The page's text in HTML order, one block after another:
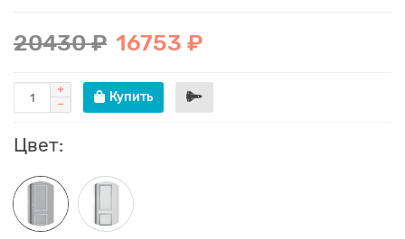
20430 ₽ 16753 ₽
Купить
Цвет: